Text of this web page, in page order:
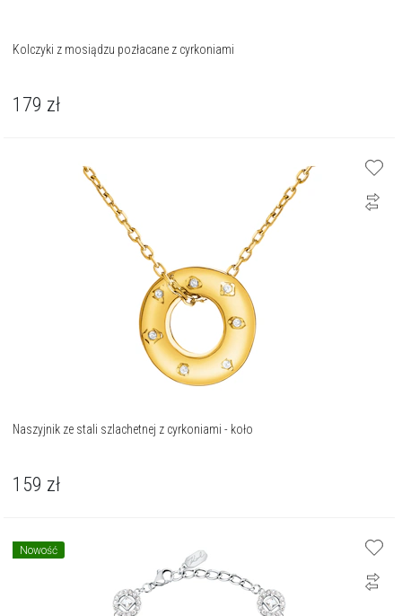
Kolczyki z mosiądzu pozłacane z cyrkoniami
179 zł
Naszyjnik ze stali szlachetnej z cyrkoniami - koło
159 zł
Nowość